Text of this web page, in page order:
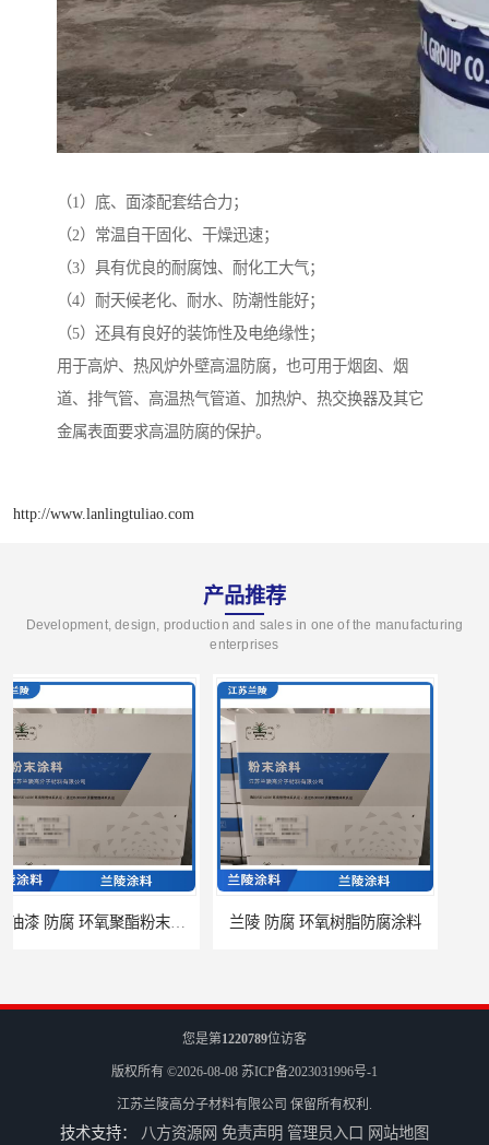
（1）底、面漆配套结合力；
（2）常温自干固化、干燥迅速；
（3）具有优良的耐腐蚀、耐化工大气；
（4）耐天候老化、耐水、防潮性能好；
（5）还具有良好的装饰性及电绝缘性；
用于高炉、热风炉外壁高温防腐，也可用于烟囱、烟
道、排气管、高温热气管道、加热炉、热交换器及其它
金属表面要求高温防腐的保护。
http://www.lanlingtuliao.com
产品推荐
Development, design, production and sales in one of the manufacturing
enterprises
兰陵 防腐 环氧树脂防腐涂料
您是第1220789位访客
版权所有 ©2026-08-08 苏ICP备2023031996号-1
江苏兰陵高分子材料有限公司 保留所有权利.
技术支持： 八方资源网 免责声明 管理员入口 网站地图